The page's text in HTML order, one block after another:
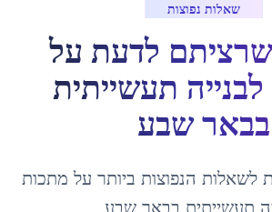
שאלות נפוצות
לדעת על
תעשייתית
בבאר שבע
לשאלות הנפוצות ביותר על מתכות
תעשייתית בבאר שבע